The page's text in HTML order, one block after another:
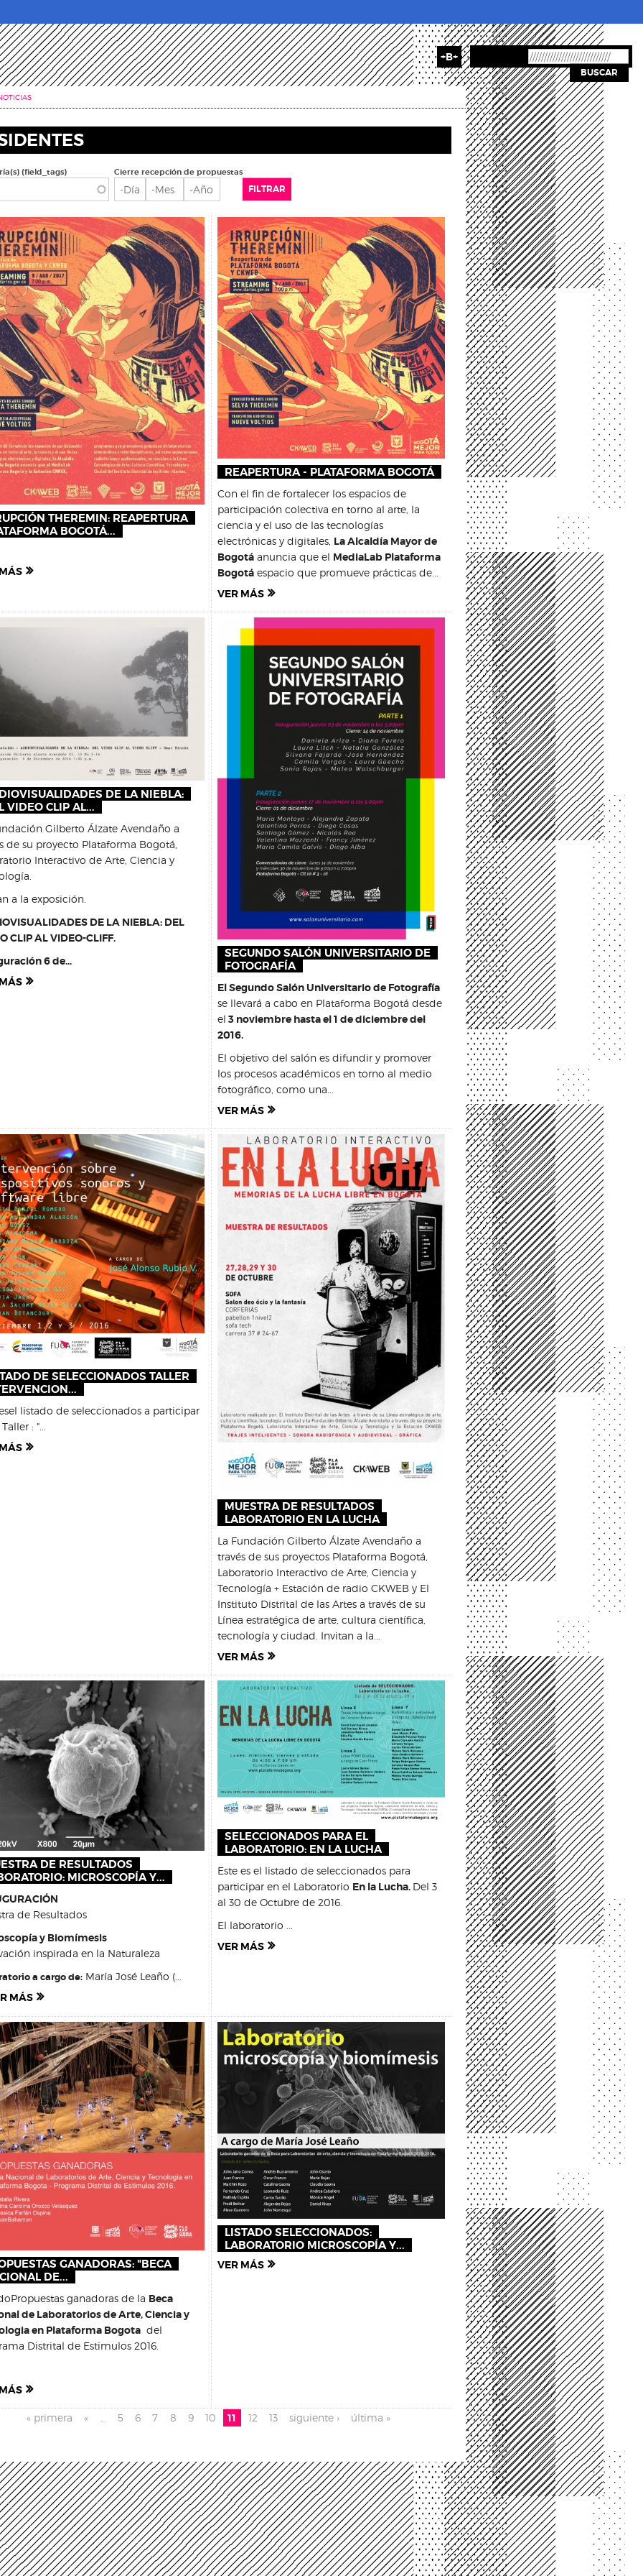
BUSCAR
+B+
(field_tags)
Cierre recepción de propuestas
Cierre recepción de propuestas
Día Mes Año
FILTRAR
THEREMIN: REAPERTURA
BOGOTÁ...
REAPERTURA - PLATAFORMA BOGOTÁ
Con el fin de fortalecer los espacios de
participación colectiva en torno al arte, la
ciencia y el uso de las tecnologías
electrónicas y digitales, La Alcaldía Mayor de
Bogotá anuncia que el MediaLab Plataforma
Bogotá espacio que promueve prácticas de...
VER MÁS
DE LA NIEBLA:
VIDEO CLIP AL...
Gilberto Álzate Avendaño a
de su proyecto Plataforma Bogotá,
Interactivo de Arte, Ciencia y
a la exposición.
DE LA NIEBLA: DEL
CLIP AL VIDEO-CLIFF.
6 de...
SEGUNDO SALÓN UNIVERSITARIO DE
FOTOGRAFÍA
El Segundo Salón Universitario de Fotografía
se llevará a cabo en Plataforma Bogotá desde
el 3 noviembre hasta el 1 de diciembre del
2016.
El objetivo del salón es difundir y promover
los procesos académicos en torno al medio
fotográfico, como una...
VER MÁS
DE SELECCIONADOS TALLER
listado de seleccionados a participar
: "...
MUESTRA DE RESULTADOS
LABORATORIO EN LA LUCHA
La Fundación Gilberto Álzate Avendaño a
través de sus proyectos Plataforma Bogotá,
Laboratorio Interactivo de Arte, Ciencia y
Tecnología + Estación de radio CKWEB y El
Instituto Distrital de las Artes a través de su
Línea estratégica de arte, cultura científica,
tecnología y ciudad. Invitan a la...
VER MÁS
DE RESULTADOS
MICROSCOPÍA Y...
de Resultados
y Biomímesis
inspirada en la Naturaleza
a cargo de: María José Leaño (...
MÁS
SELECCIONADOS PARA EL
LABORATORIO: EN LA LUCHA
Este es el listado de seleccionados para
participar en el Laboratorio En la Lucha. Del 3
al 30 de Octubre de 2016.
El laboratorio
VER MÁS
GANADORAS: "BECA
DE...
ganadoras de la Beca
de Laboratorios de Arte, Ciencia y
en Plataforma Bogota del
Distrital de Estimulos 2016.
LISTADO SELECCIONADOS:
LABORATORIO MICROSCOPÍA Y...
VER MÁS
« primera « 5 6 7 8 9 10 11 12 13 siguiente › última »